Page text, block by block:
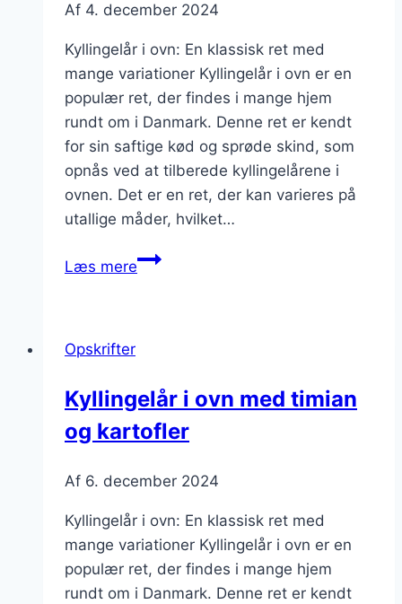
Af 4. december 2024
Kyllingelår i ovn: En klassisk ret med
mange variationer Kyllingelår i ovn er en
populær ret, der findes i mange hjem
rundt om i Danmark. Denne ret er kendt
for sin saftige kød og sprøde skind, som
opnås ved at tilberede kyllingelårene i
ovnen. Det er en ret, der kan varieres på
utallige måder, hvilket…
Læs mereKyllingelår
grøntsager
Opskrifter
Kyllingelår i ovn med timian
og kartofler
Af 6. december 2024
Kyllingelår i ovn: En klassisk ret med
mange variationer Kyllingelår i ovn er en
populær ret, der findes i mange hjem
rundt om i Danmark. Denne ret er kendt